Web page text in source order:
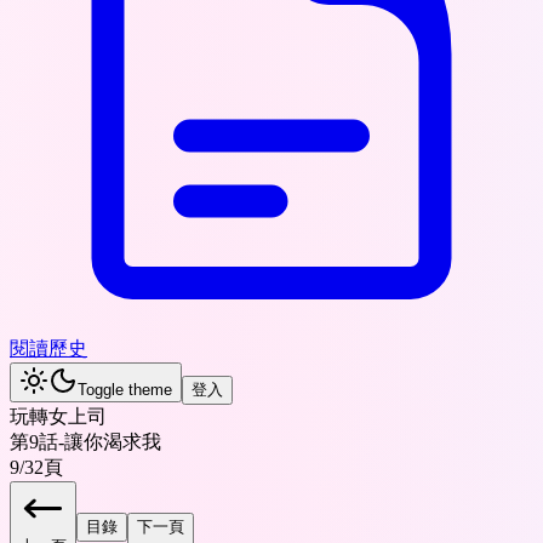
閱讀歷史
Toggle theme 登入
玩轉女上司
第9話-讓你渴求我
9/32頁
目錄 下一頁